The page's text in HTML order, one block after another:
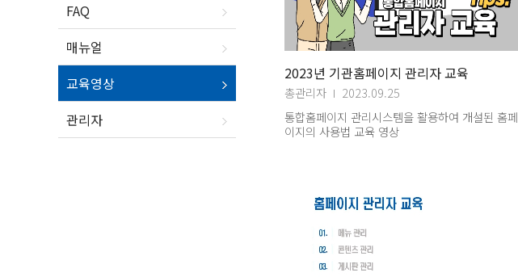
FAQ
매뉴얼
교육영상
관리자
2023년 기관홈페이지 관리자 교육
총관리자
2023.09.25
통합홈페이지 관리시스템을 활용하여 개설된 홈페
이지의 사용법 교육 영상